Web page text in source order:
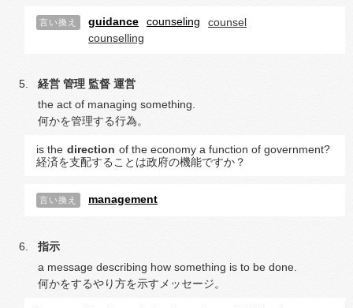
言い換え guidance counseling
counsel
counselling
経営 管理 監督 運営
the act of managing something.
何かを管理する行為。
is the direction of the economy a function of government?
経済を支配することは政府の機能ですか？
言い換え management
指示
a message describing how something is to be done.
何かをするやり方を示すメッセージ。